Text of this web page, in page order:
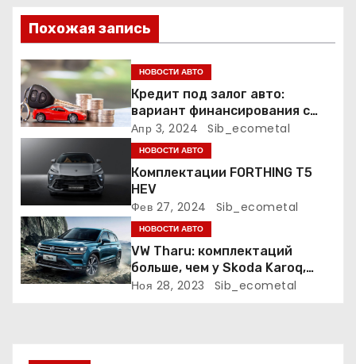
п
о
з
а
п
и
с
я
м
Похожая запись
НОВОСТИ АВТО
Кредит под залог авто:
вариант финансирования с
меньшими рисками
Апр 3, 2024 Sib_ecometal
НОВОСТИ АВТО
Комплектации FORTHING T5
HEV
Фев 27, 2024 Sib_ecometal
НОВОСТИ АВТО
VW Tharu: комплектаций
больше, чем у Skoda Karoq,
цены – выше. Оба кросса
Ноя 28, 2023 Sib_ecometal